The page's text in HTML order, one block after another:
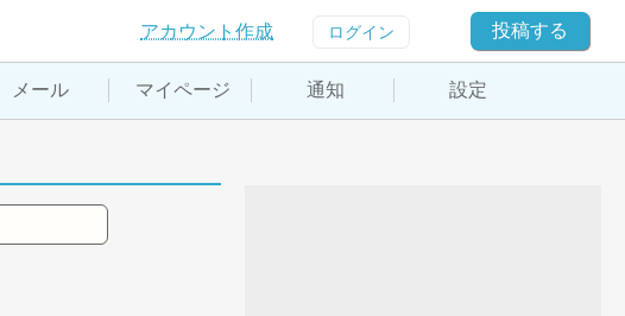
アカウント作成 ログイン 投稿する
メール マイページ 通知 設定